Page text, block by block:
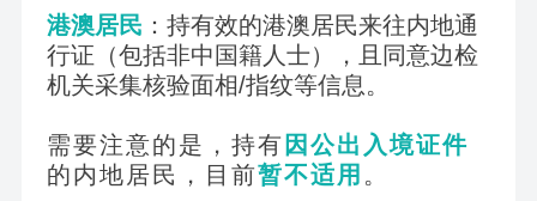
港澳居民 ：持有效的港澳居民来往内地通
行证（包括非中国籍人士），且同意边检
机关采集核验面相/指纹等信息。
需要注意的是，持有 因公出入境证件
的内地居民，目前暂不适用 。